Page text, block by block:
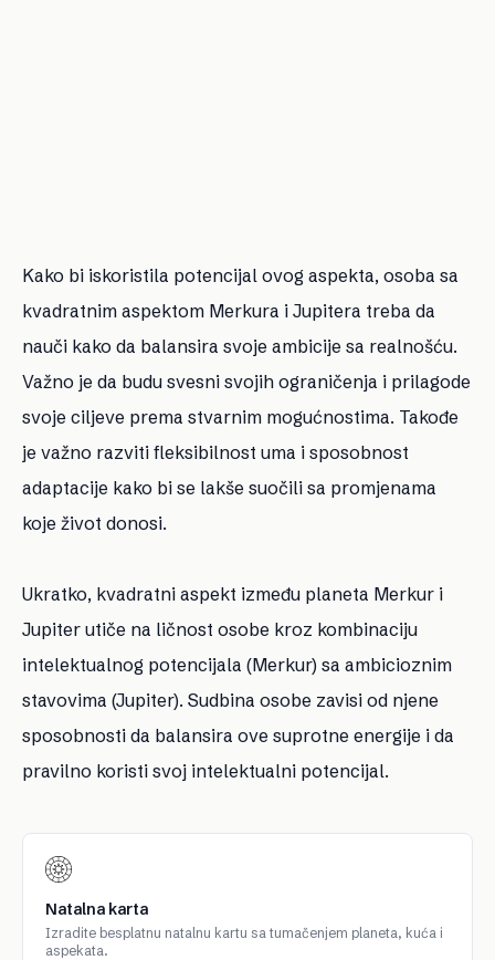
Kako bi iskoristila potencijal ovog aspekta, osoba sa
kvadratnim aspektom Merkura i Jupitera treba da
nauči kako da balansira svoje ambicije sa realnošću.
Važno je da budu svesni svojih ograničenja i prilagode
svoje ciljeve prema stvarnim mogućnostima. Takođe
je važno razviti fleksibilnost uma i sposobnost
adaptacije kako bi se lakše suočili sa promjenama
koje život donosi.
Ukratko, kvadratni aspekt između planeta Merkur i
Jupiter utiče na ličnost osobe kroz kombinaciju
intelektualnog potencijala (Merkur) sa ambicioznim
stavovima (Jupiter). Sudbina osobe zavisi od njene
sposobnosti da balansira ove suprotne energije i da
pravilno koristi svoj intelektualni potencijal.
Natalna karta
Izradite besplatnu natalnu kartu sa tumačenjem planeta, kuća i
aspekata.